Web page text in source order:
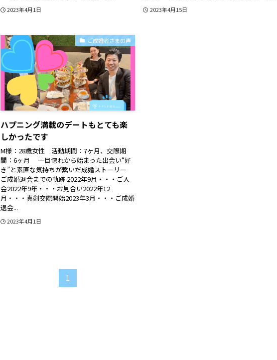
2023年4月1日 2023年4月15日
ご成婚者さまの声
ハプニング満載のデートもとても楽
しかったです
M様：28歳女性 活動期間：7ヶ月、交際期
間：6ヶ月 一目惚れから始まった出会い“好
き”と素直な気持ちが繋いだ成婚ストーリー
ご成婚退会までの軌跡 2022年9月・・・ご入
会2022年9年・・・お見合い2022年12
月・・・真剣交際開始2023年3月・・・ご成婚
退会...
2023年4月1日
1